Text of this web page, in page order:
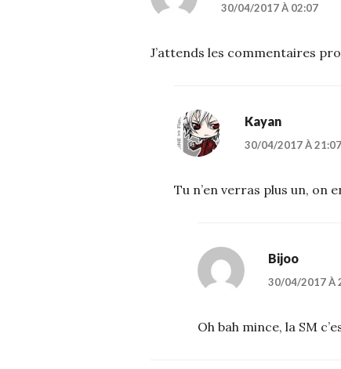
30/04/2017 À 02:07
J’attends les commentaires
Kayan
30/04/2017 À 21:07
Tu n’en verras plus un, on
Bijoo
30/04/2017 À
Oh bah mince, la SM